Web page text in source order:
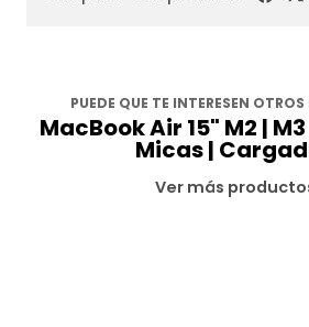
PUEDE QUE TE INTERESEN
MacBook Air 15" M2 |
Micas |
Ver más